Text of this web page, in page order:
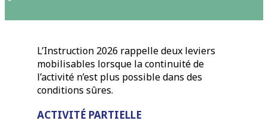
L’Instruction 2026 rappelle deux leviers
mobilisables lorsque la continuité de
l’activité n’est plus possible dans des
conditions sûres.
ACTIVITÉ PARTIELLE